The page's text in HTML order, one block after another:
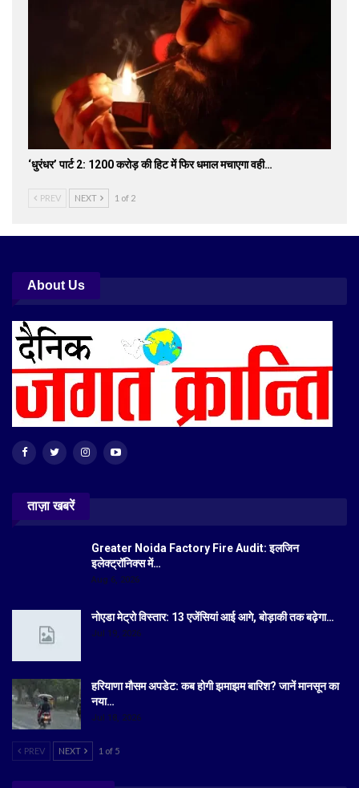
‘धुरंधर’ पार्ट 2: 1200 करोड़ की हिट में फिर धमाल मचाएगा वही…
PREV NEXT 1 of 2
About Us
ताज़ा खबरें
Greater Noida Factory Fire Audit: इलजिन
इलेक्ट्रॉनिक्स में…
Aug 6, 2026
नोएडा मेट्रो विस्तार: 13 एजेंसियां आई आगे, बोड़ाकी तक बढ़ेगा…
Jul 19, 2026
हरियाणा मौसम अपडेट: कब होगी झमाझम बारिश? जानें मानसून का
नया…
Jul 18, 2026
PREV NEXT 1 of 5